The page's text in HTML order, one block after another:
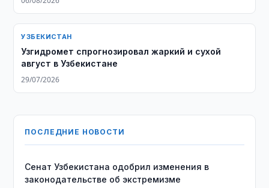
УЗБЕКИСТАН
Узгидромет спрогнозировал жаркий и сухой
август в Узбекистане
29/07/2026
ПОСЛЕДНИЕ НОВОСТИ
Сенат Узбекистана одобрил изменения в
законодательстве об экстремизме